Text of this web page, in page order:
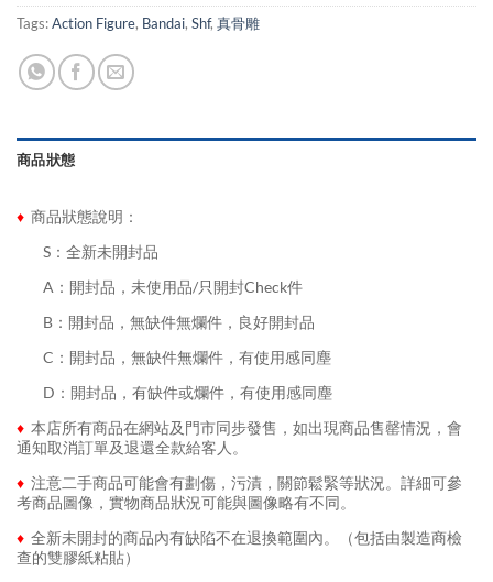
Tags:Action Figure, Bandai, Shf, 真骨雕
商品狀態
♦ 商品狀態說明：
S：全新未開封品
A：開封品，未使用品/只開封Check件
B：開封品，無缺件無爛件，良好開封品
C：開封品，無缺件無爛件，有使用感同塵
D：開封品，有缺件或爛件，有使用感同塵
♦ 本店所有商品在網站及門市同步發售，如出現商品售罄情況，會
通知取消訂單及退還全款給客人。
♦ 注意二手商品可能會有劃傷，污漬，關節鬆緊等狀況。詳細可參
考商品圖像，實物商品狀況可能與圖像略有不同。
♦ 全新未開封的商品內有缺陷不在退換範圍內。（包括由製造商檢
查的雙膠紙粘貼）